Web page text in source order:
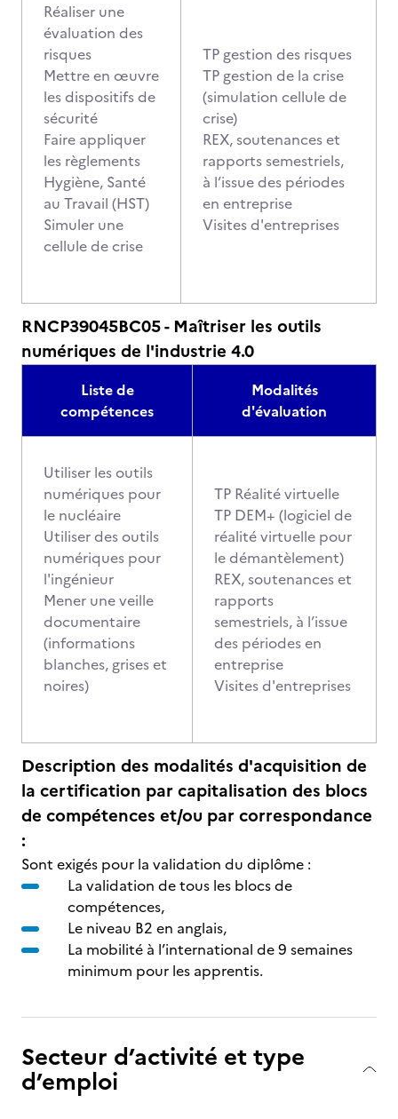
Réaliser une
évaluation des
risques
Mettre en œuvre
les dispositifs de
sécurité
Faire appliquer
les règlements
Hygiène, Santé
au Travail (HST)
Simuler une
cellule de crise
TP gestion des risques
TP gestion de la crise
(simulation cellule de
crise)
REX, soutenances et
rapports semestriels,
à l’issue des périodes
en entreprise
Visites d'entreprises
RNCP39045BC05 - Maîtriser les outils
numériques de l'industrie 4.0
Liste de
compétences
Modalités
d'évaluation
Utiliser les outils
numériques pour
le nucléaire
Utiliser des outils
numériques pour
l'ingénieur
Mener une veille
documentaire
(informations
blanches, grises et
noires)
TP Réalité virtuelle
TP DEM+ (logiciel de
réalité virtuelle pour
le démantèlement)
REX, soutenances et
rapports
semestriels, à l’issue
des périodes en
entreprise
Visites d'entreprises
Description des modalités d'acquisition de
la certification par capitalisation des blocs
de compétences et/ou par correspondance
:
Sont exigés pour la validation du diplôme :
La validation de tous les blocs de
compétences,
Le niveau B2 en anglais,
La mobilité à l’international de 9 semaines
minimum pour les apprentis.
Secteur d’activité et type
d’emploi